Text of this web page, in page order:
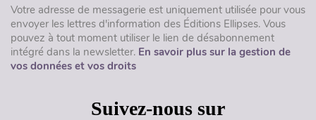
Votre adresse de messagerie est uniquement utilisée pour vous
envoyer les lettres d'information des Éditions Ellipses. Vous
pouvez à tout moment utiliser le lien de désabonnement
intégré dans la newsletter. En savoir plus sur la gestion de
vos données et vos droits
Suivez-nous sur